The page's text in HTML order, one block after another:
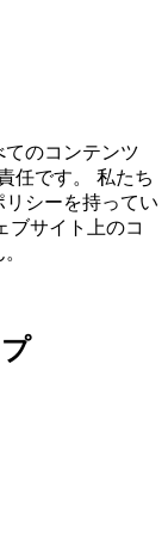
のコンテンツ
任です。 私たち
シーを持ってい
ブサイト上のコ